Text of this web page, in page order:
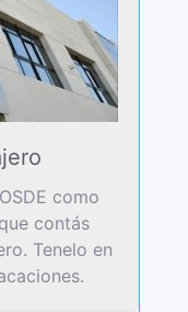
como
contás
Tenelo en